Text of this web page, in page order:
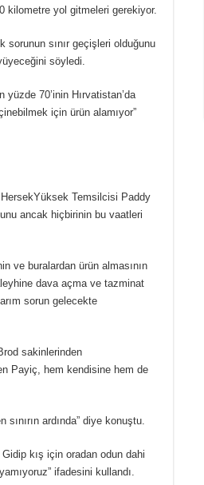
kilometre yol gitmeleri gerekiyor.
sorunun sınır geçişleri olduğunu
söyledi.
70’inin Hırvatistan’da
için ürün alamıyor”
Temsilcisi Paddy
ancak hiçbirinin bu vaatleri
ve buralardan ürün almasının
dava açma ve tazminat
sorun gelecekte
sakinlerinden
Payiç, hem kendisine hem de
ardında” diye konuştu.
kış için oradan odun dahi
ifadesini kullandı.